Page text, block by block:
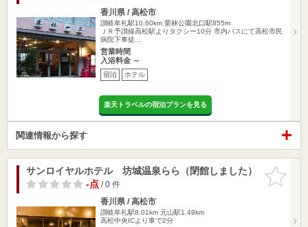
香川県 / 高松市
讃岐牟礼駅10.60km 栗林公園北口駅855m
ＪＲ予讃線高松駅よりタクシー10分 市内バスにて高松市民
病院下車徒…
営業時間
入浴料金 ～
宿泊 ホテル
楽天トラベルの宿泊プランを見る
関連情報から探す
お気に入
りに追加
サンロイヤルホテル 坊城温泉らら（閉館しました）
-点/ 0 件
香川県 / 高松市
讃岐牟礼駅8.01km 元山駅1.49km
高松中央ICより車で2分